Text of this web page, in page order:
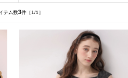
テム数3件 ［1/1］